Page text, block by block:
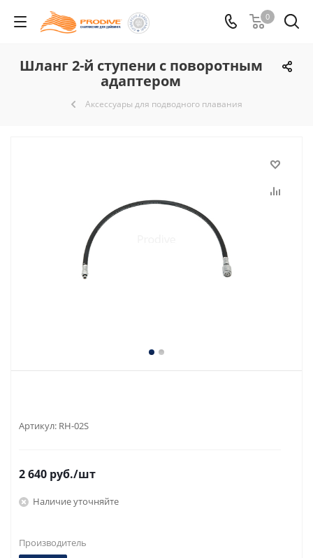
0
Шланг 2-й ступени с поворотным
адаптером
Аксессуары для подводного плавания
Артикул: RH-02S
2 640 руб./шт
Наличие уточняйте
Производитель